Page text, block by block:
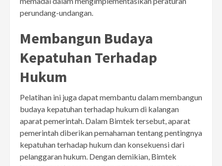
perundang-undangan.
Membangun Budaya
Kepatuhan Terhadap
Hukum
Pelatihan ini juga dapat membantu dalam membangun
budaya kepatuhan terhadap hukum di kalangan
aparat pemerintah. Dalam Bimtek tersebut, aparat
pemerintah diberikan pemahaman tentang pentingnya
kepatuhan terhadap hukum dan konsekuensi dari
pelanggaran hukum. Dengan demikian, Bimtek